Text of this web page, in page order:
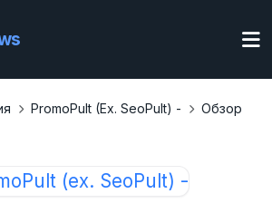
PromoPult (ex. SeoPult) -
Обзор